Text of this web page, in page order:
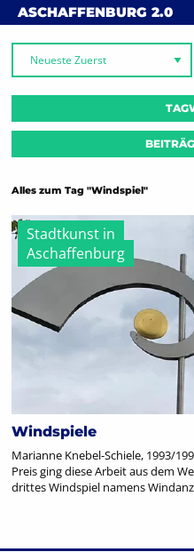
Skip to content
ASCHAFFENBURG 2.0
Alles zum Tag "Windspiel"
Stadtkunst in
Aschaffenburg
Windspiele
Marianne Knebel-Schiele, 1993/
Preis ging diese Arbeit aus dem
drittes Windspiel namens